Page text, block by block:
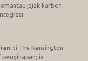
jejak karbon
di The Kensington
ia